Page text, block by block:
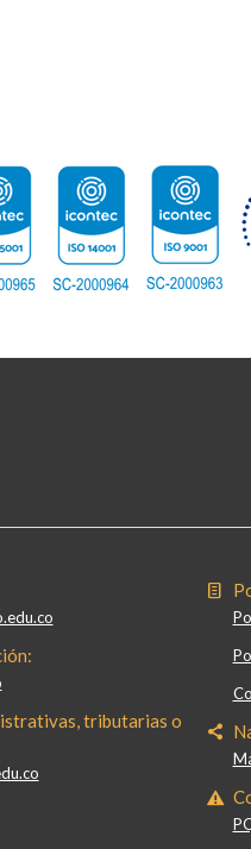
tributarias o